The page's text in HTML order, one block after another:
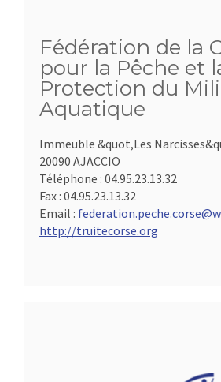
Fédération de la
pour la Pêche et
Protection du
Aquatique
Immeuble &quot,Les
20090 AJACCIO
Téléphone : 04.95.23.13.32
Fax : 04.95.23.13.32
Email :
http://truitecorse.org